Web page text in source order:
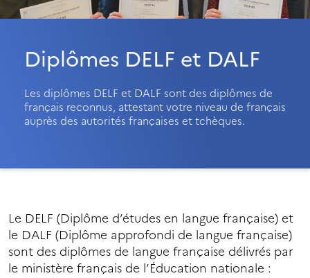
Diplômes DELF et DALF
Les diplômes DELF et DALF sont des diplômes de
français reconnus, attestant votre niveau de français
auprès des autorités françaises et tchèques.
Le DELF (Diplôme d’études en langue française) et
le DALF (Diplôme approfondi de langue française)
sont des diplômes de langue française délivrés par
le ministère français de l’Éducation nationale :